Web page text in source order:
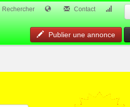
Rechercher Contact
Publier une annonce